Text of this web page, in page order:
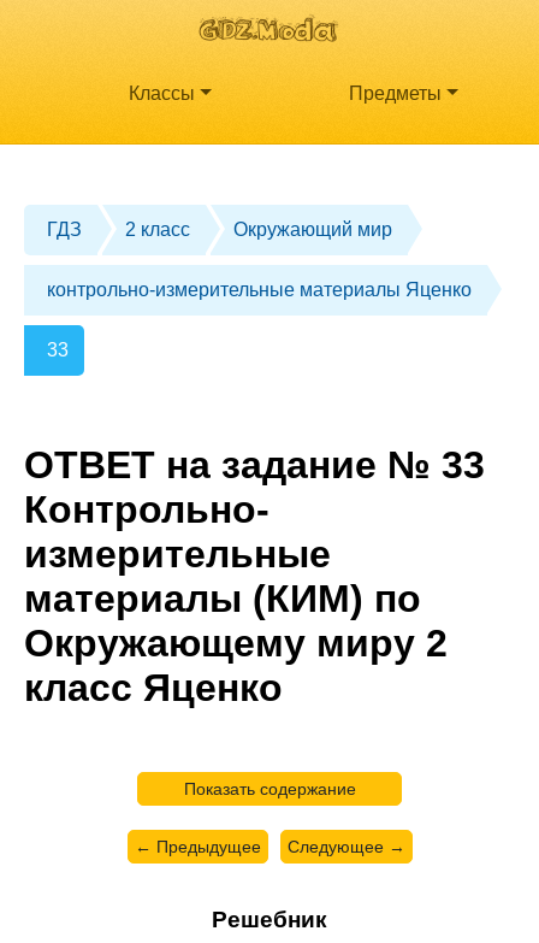
Классы Предметы
ГДЗ 2 класс Окружающий мир
контрольно-измерительные материалы Яценко
33
ОТВЕТ на задание № 33
Контрольно-
измерительные
материалы (КИМ) по
Окружающему миру 2
класс Яценко
Показать содержание
← Предыдущее Следующее →
Решебник